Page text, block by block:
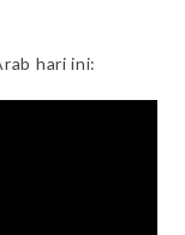
hari ini: